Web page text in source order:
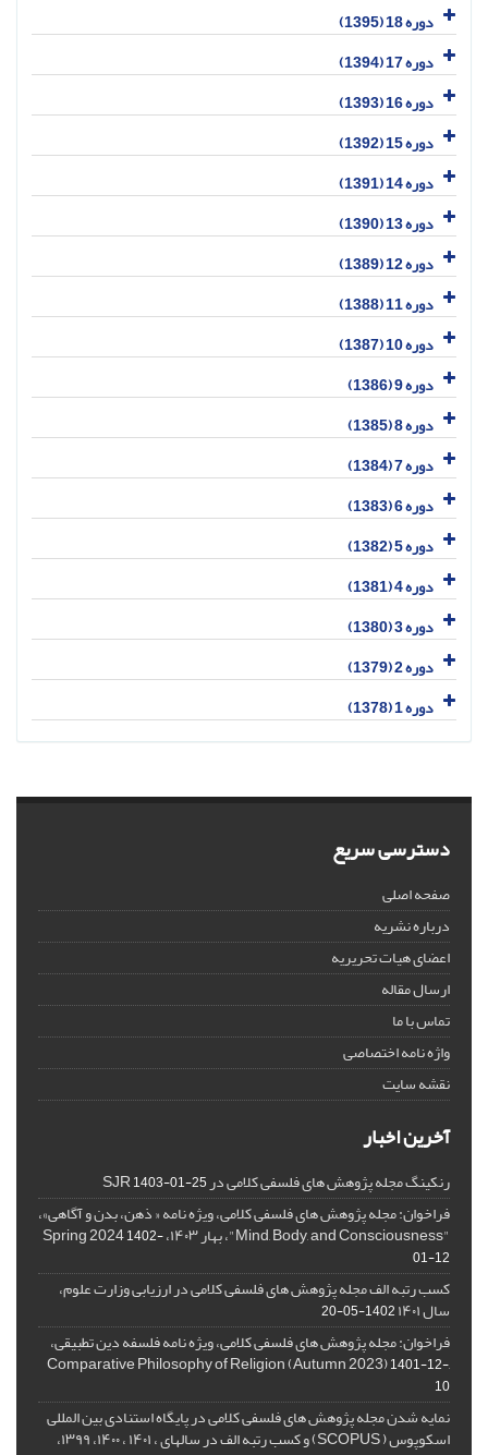
دوره 18 (1395)
دوره 17 (1394)
دوره 16 (1393)
دوره 15 (1392)
دوره 14 (1391)
دوره 13 (1390)
دوره 12 (1389)
دوره 11 (1388)
دوره 10 (1387)
دوره 9 (1386)
دوره 8 (1385)
دوره 7 (1384)
دوره 6 (1383)
دوره 5 (1382)
دوره 4 (1381)
دوره 3 (1380)
دوره 2 (1379)
دوره 1 (1378)
دسترسی سریع
صفحه اصلی
درباره نشریه
اعضای هیات تحریریه
ارسال مقاله
تماس با ما
واژه نامه اختصاصی
نقشه سایت
آخرین اخبار
رنکینگ مجله پژوهش های فلسفی کلامی در SJR1403-01-25
فراخوان: مجله پژوهش های فلسفی کلامی، ویژه نامه « ذهن، بدن و آگاهی»،
"Mind, Body, and Consciousness"، بهار ۱۴۰۳، Spring 2024
1402-
01-12
کسب رتبه الف مجله پژوهش های فلسفی کلامی در ارزیابی وزارت علوم،
سال ۱۴۰۱ 1402-05-20
فراخوان: مجله پژوهش های فلسفی کلامی، ویژه نامه فلسفه دین تطبیقی،
,Comparative Philosophy of Religion (Autumn 2023)
1401-12-
10
نمایه شدن مجله پژوهش های فلسفی کلامی در پایگاه استنادی بین المللی
اسکوپوس ( SCOPUS) و کسب رتبه الف در سالهای ، ۱۴۰۱ ، ۱۴۰۰، ۱۳۹۹،